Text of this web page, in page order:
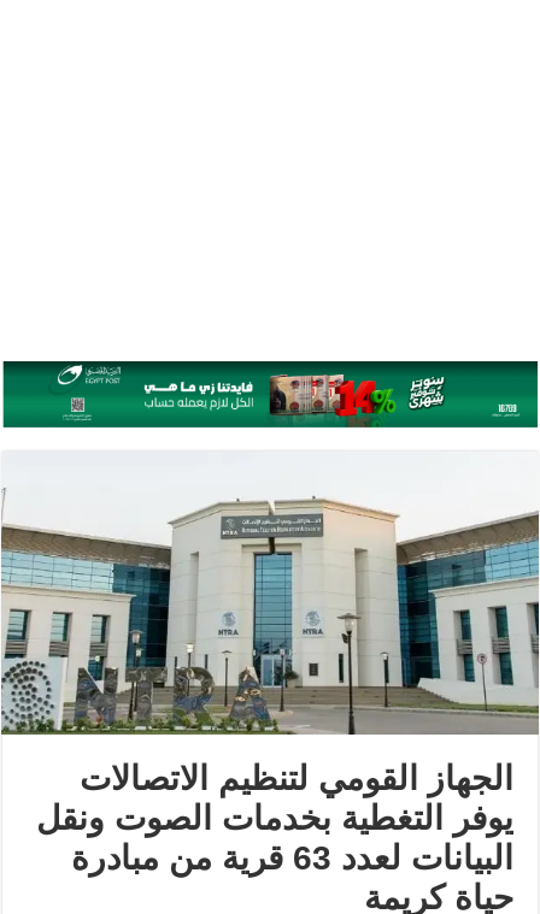
الجهاز القومي لتنظيم الاتصالات
يوفر التغطية بخدمات الصوت ونقل
البيانات لعدد 63 قرية من مبادرة
حياة كريمة